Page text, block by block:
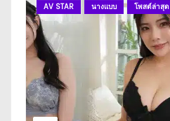
AV STAR นางแบบ โพสต์ล่าสุด